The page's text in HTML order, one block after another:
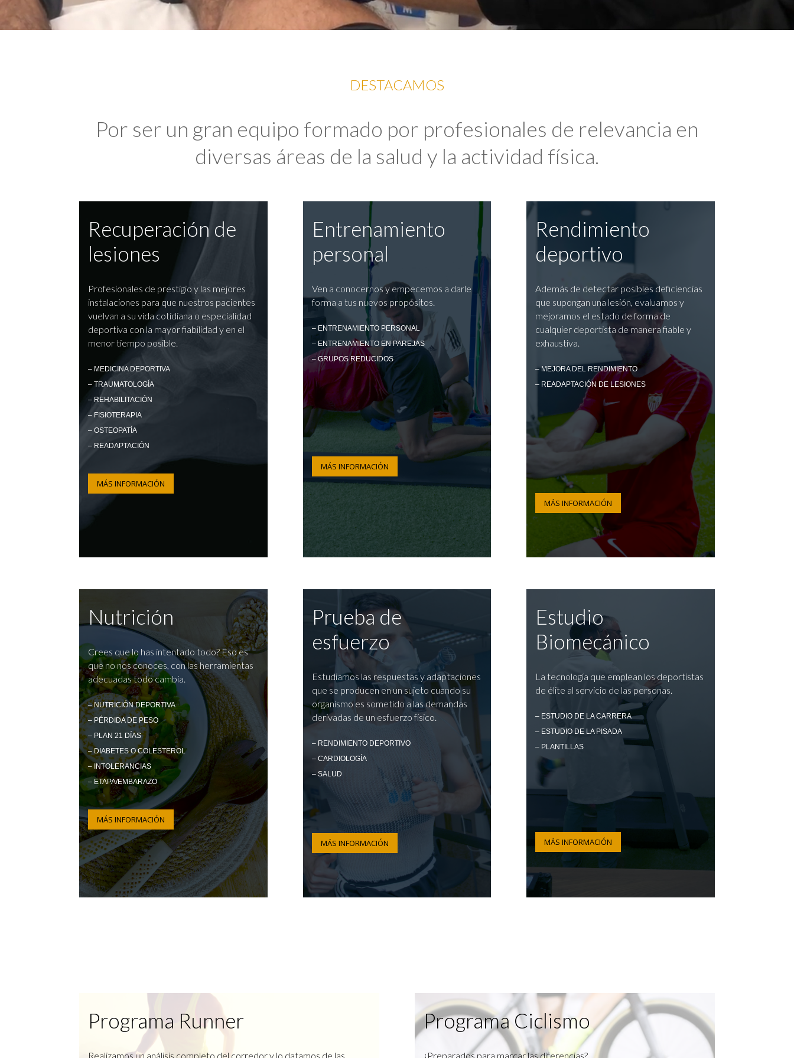
DESTACAMOS
Por ser un gran equipo formado por profesionales de relevancia en
diversas áreas de la salud y la actividad física.
Recuperación de
lesiones
Profesionales de prestigio y las mejores
instalaciones para que nuestros pacientes
vuelvan a su vida cotidiana o especialidad
deportiva con la mayor fiabilidad y en el
menor tiempo posible.
– MEDICINA DEPORTIVA
– TRAUMATOLOGÍA
– REHABILITACIÓN
– FISIOTERAPIA
– OSTEOPATÍA
– READAPTACIÓN
MÁS INFORMACIÓN
Entrenamiento
personal
Ven a conocernos y empecemos a darle
forma a tus nuevos propósitos.
– ENTRENAMIENTO PERSONAL
– ENTRENAMIENTO EN PAREJAS
– GRUPOS REDUCIDOS
MÁS INFORMACIÓN
Rendimiento
deportivo
Además de detectar posibles deficiencias
que supongan una lesión, evaluamos y
mejoramos el estado de forma de
cualquier deportista de manera fiable y
exhaustiva.
– MEJORA DEL RENDIMIENTO
– READAPTACIÓN DE LESIONES
MÁS INFORMACIÓN
Nutrición
Crees que lo has intentado todo? Eso es
que no nos conoces, con las herramientas
adecuadas todo cambia.
– NUTRICIÓN DEPORTIVA
– PÉRDIDA DE PESO
– PLAN 21 DÍAS
– DIABETES O COLESTEROL
– INTOLERANCIAS
– ETAPA/EMBARAZO
MÁS INFORMACIÓN
Prueba de
esfuerzo
Estudiamos las respuestas y adaptaciones
que se producen en un sujeto cuando su
organismo es sometido a las demandas
derivadas de un esfuerzo físico.
– RENDIMIENTO DEPORTIVO
– CARDIOLOGÍA
– SALUD
MÁS INFORMACIÓN
Estudio
Biomecánico
La tecnología que emplean los deportistas
de élite al servicio de las personas.
– ESTUDIO DE LA CARRERA
– ESTUDIO DE LA PISADA
– PLANTILLAS
MÁS INFORMACIÓN
Programa Runner
Realizamos un análisis completo del corredor y lo datamos de las
Programa Ciclismo
¿Preparados para marcar las diferencias?